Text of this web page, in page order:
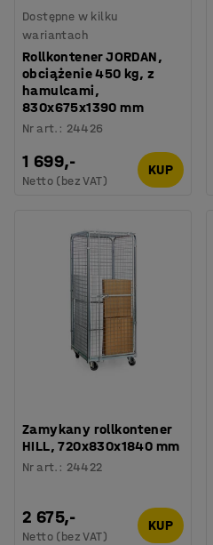
Dostępne w kilku
wariantach
Rollkontener JORDAN,
obciążenie 450 kg, z
hamulcami,
830x675x1390 mm
Nr art. : 24426
1 699,-
Netto (bez VAT)
KUP
Zamykany rollkontener
HILL, 720x830x1840 mm
Nr art. : 24422
2 675,-
Netto (bez VAT)
KUP